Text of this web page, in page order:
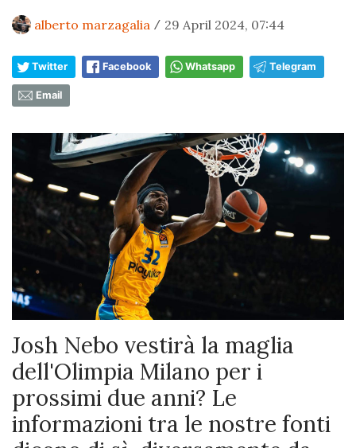
alberto marzagalia / 29 April 2024, 07:44
Twitter Facebook Whatsapp Telegram
Email
Josh Nebo vestirà la maglia
dell'Olimpia Milano per i
prossimi due anni? Le
informazioni tra le nostre fonti